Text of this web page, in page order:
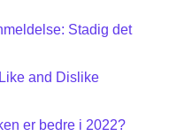
Stadig det
and Dislike
er bedre i 2022?